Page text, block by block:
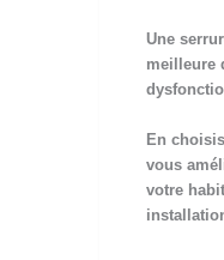
Une
meilleure
En
vous
votre